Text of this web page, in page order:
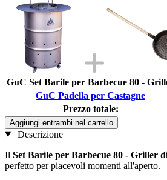
GuC Set Barile per Barbecue 80 -
GuC Padella per Castagne
Prezzo totale:
Aggiungi entrambi nel carrello
Descrizione
Il Set Barile per Barbecue 80 - Griller
perfetto per piacevoli momenti all'aperto.